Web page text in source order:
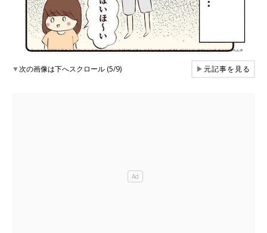
▼次の画像は下へスクロール (5/9) ▶元記事を見る